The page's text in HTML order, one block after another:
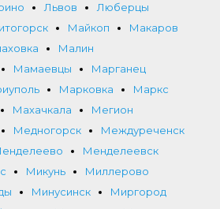
Львов
Люберцы
Майкоп
Макаров
Малин
Мамаевцы
Марганец
Марковка
Маркс
Махачкала
Мегион
Медногорск
Междуреченск
Менделеевск
Микунь
Миллерово
Минусинск
Миргород